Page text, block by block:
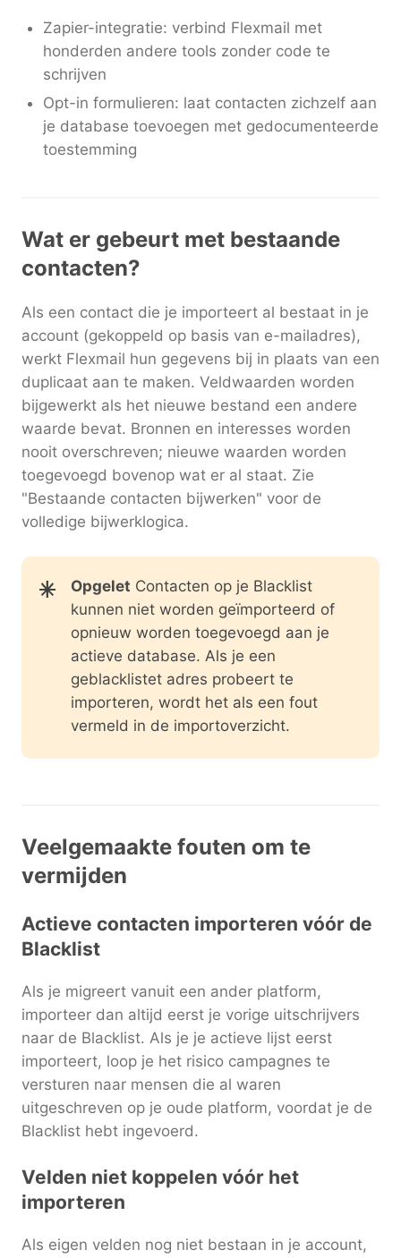
Zapier-integratie: verbind Flexmail met
honderden andere tools zonder code te
schrijven
Opt-in formulieren: laat contacten zichzelf aan
je database toevoegen met gedocumenteerde
toestemming
Wat er gebeurt met bestaande
contacten?
Als een contact die je importeert al bestaat in je
account (gekoppeld op basis van e-mailadres),
werkt Flexmail hun gegevens bij in plaats van een
duplicaat aan te maken. Veldwaarden worden
bijgewerkt als het nieuwe bestand een andere
waarde bevat. Bronnen en interesses worden
nooit overschreven; nieuwe waarden worden
toegevoegd bovenop wat er al staat. Zie
"Bestaande contacten bijwerken" voor de
volledige bijwerklogica.
Opgelet Contacten op je Blacklist
kunnen niet worden geïmporteerd of
opnieuw worden toegevoegd aan je
actieve database. Als je een
geblacklistet adres probeert te
importeren, wordt het als een fout
vermeld in de importoverzicht.
Veelgemaakte fouten om te
vermijden
Actieve contacten importeren vóór de
Blacklist
Als je migreert vanuit een ander platform,
importeer dan altijd eerst je vorige uitschrijvers
naar de Blacklist. Als je je actieve lijst eerst
importeert, loop je het risico campagnes te
versturen naar mensen die al waren
uitgeschreven op je oude platform, voordat je de
Blacklist hebt ingevoerd.
Velden niet koppelen vóór het
importeren
Als eigen velden nog niet bestaan in je account,